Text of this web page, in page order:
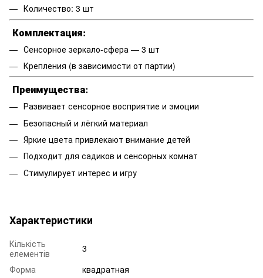
Количество: 3 шт
Комплектация:
Сенсорное зеркало-сфера — 3 шт
Крепления (в зависимости от партии)
Преимущества:
Развивает сенсорное восприятие и эмоции
Безопасный и лёгкий материал
Яркие цвета привлекают внимание детей
Подходит для садиков и сенсорных комнат
Стимулирует интерес и игру
Характеристики
Кількість
елементів
3
Форма
квадратная